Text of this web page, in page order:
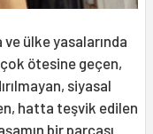
ülke yasalarında
ötesine geçen,
siyasal
hatta teşvik edilen
bir parçası